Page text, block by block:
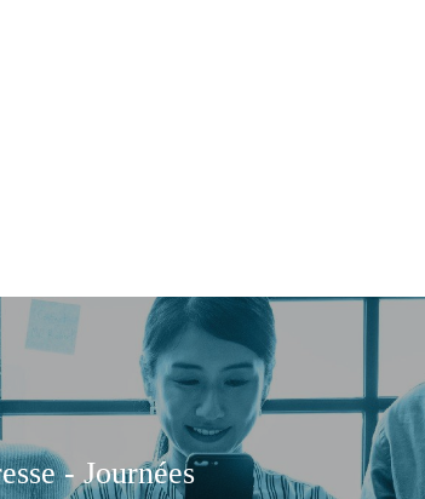
- Journées